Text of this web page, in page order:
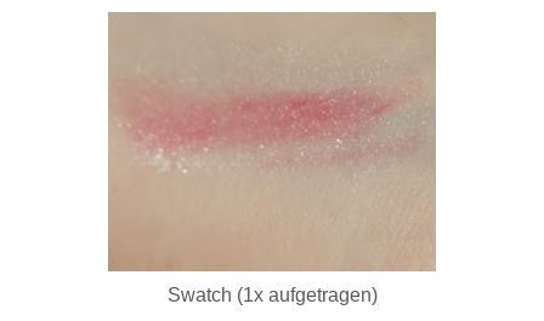
Swatch (1x aufgetragen)